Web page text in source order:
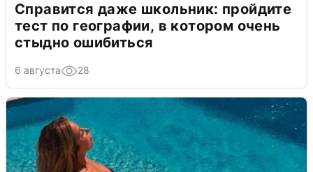
Справится даже школьник: пройдите
тест по географии, в котором очень
стыдно ошибиться
6 августа 28